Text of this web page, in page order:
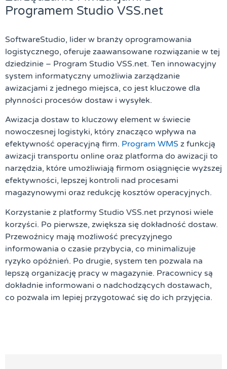
Programem Studio VSS.net
SoftwareStudio, lider w branży oprogramowania
logistycznego, oferuje zaawansowane rozwiązanie w tej
dziedzinie – Program Studio VSS.net. Ten innowacyjny
system informatyczny umożliwia zarządzanie
awizacjami z jednego miejsca, co jest kluczowe dla
płynności procesów dostaw i wysyłek.
Awizacja dostaw to kluczowy element w świecie
nowoczesnej logistyki, który znacząco wpływa na
efektywność operacyjną firm. Program WMS z funkcją
awizacji transportu online oraz platforma do awizacji to
narzędzia, które umożliwiają firmom osiągnięcie wyższej
efektywności, lepszej kontroli nad procesami
magazynowymi oraz redukcję kosztów operacyjnych.
Korzystanie z platformy Studio VSS.net przynosi wiele
korzyści. Po pierwsze, zwiększa się dokładność dostaw.
Przewoźnicy mają możliwość precyzyjnego
informowania o czasie przybycia, co minimalizuje
ryzyko opóźnień. Po drugie, system ten pozwala na
lepszą organizację pracy w magazynie. Pracownicy są
dokładnie informowani o nadchodzących dostawach,
co pozwala im lepiej przygotować się do ich przyjęcia.